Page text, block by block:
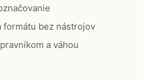
formátu bez nástrojov
a váhou